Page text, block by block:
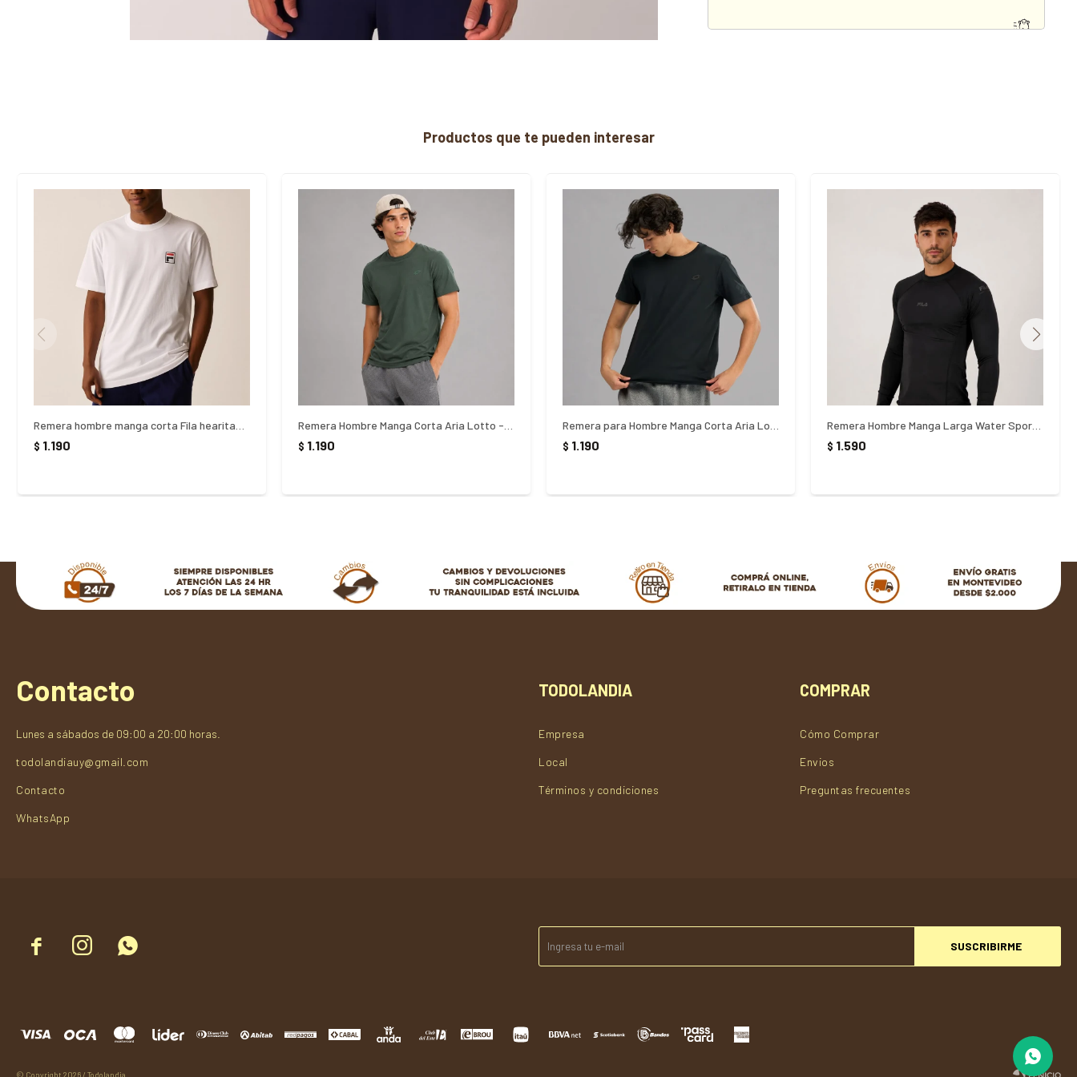
Productos que te pueden interesar
$ 1.190 $ 1.190 $ 1.190 $ 1.590
   SUSCRIBIRME
Contacto
Lunes a sábados de 09:00 a 20:00 horas.
todolandiauy@gmail.com
Contacto
WhatsApp
TODOLANDIA
Empresa
Local
Términos y condiciones
COMPRAR
Cómo Comprar
Envios
Preguntas frecuentes
© Copyright 2026 / Todolandia